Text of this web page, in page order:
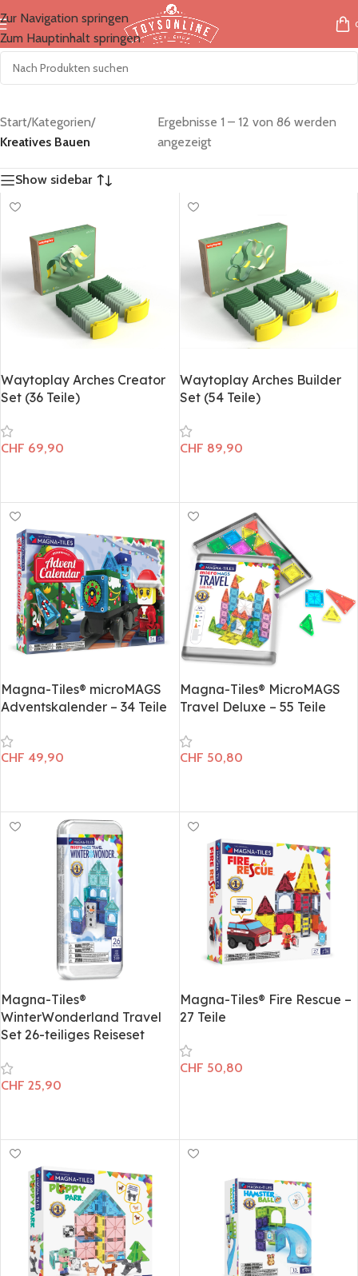
Zur Navigation springen
Zum Hauptinhalt springen
Start/Kategorien/
Kreatives Bauen
Ergebnisse 1 – 12 von 86 werden
angezeigt
Show sidebar
Waytoplay Arches Creator
Set (36 Teile)
CHF 69,90
Waytoplay Arches Builder
Set (54 Teile)
CHF 89,90
Magna-Tiles® microMAGS
Adventskalender – 34 Teile
CHF 49,90
Magna-Tiles® MicroMAGS
Travel Deluxe – 55 Teile
CHF 50,80
Magna-Tiles®
WinterWonderland Travel
Set 26-teiliges Reiseset
CHF 25,90
Magna-Tiles® Fire Rescue –
27 Teile
CHF 50,80